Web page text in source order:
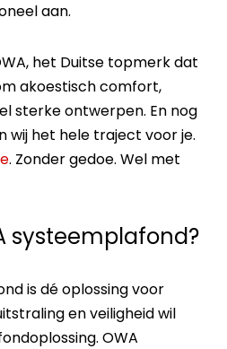
aan.
het Duitse topmerk dat
akoestisch comfort,
sterke ontwerpen. En nog
wij het hele traject voor je.
. Zonder gedoe. Wel met
systeemplafond?
is dé oplossing voor
en veiligheid wil
OWA